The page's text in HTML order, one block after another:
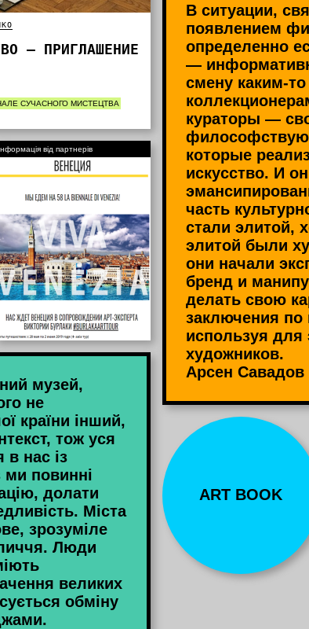
– ПРИГЛАШЕНИЕ
СУЧАСНОГО МИСТЕЦТВА
В ситуации,
появлением
определенно
—
смену каким-
кураторы —
которые
искусство. И
часть
стали элитой,
элитой были
они начали
бренд и
делать свою
заключения по
используя для
художников.
Арсен Савадов
від партнерів
музей,
не
країни інший,
тож уся
в нас із
ми повинні
долати
Міста
зрозуміле
Люди
великих
обміну
ART BOOK